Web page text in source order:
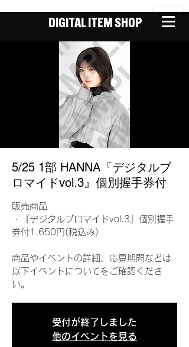
DIGITAL ITEM SHOP
5/25 1部 HANNA『デジタルブ
ロマイドvol.3』個別握手券付
販売商品
・『デジタルブロマイドvol.3』個別握手
券付1,650円(税込み)
商品やイベントの詳細、応募期間などは
以下イベントについてをご確認くださ
い。
受付が終了しました
他のイベントを見る